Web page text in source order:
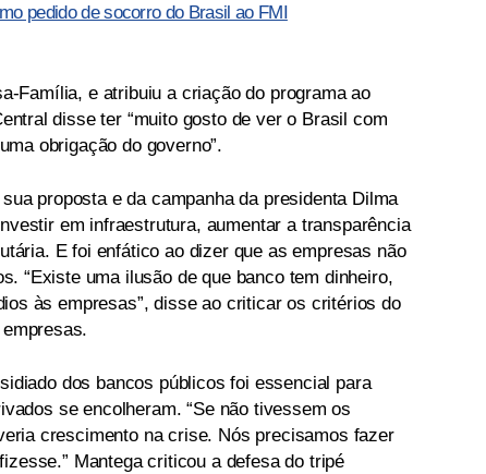
pedido de socorro do Brasil ao FMI
Família, e atribuiu a criação do programa ao
disse ter “muito gosto de ver o Brasil com
obrigação do governo”.
proposta e da campanha da presidenta Dilma
em infraestrutura, aumentar a transparência
E foi enfático ao dizer que as empresas não
“Existe uma ilusão de que banco tem dinheiro,
às empresas”, disse ao criticar os critérios do
dos bancos públicos foi essencial para
se encolheram. “Se não tivessem os
crescimento na crise. Nós precisamos fazer
Mantega criticou a defesa do tripé